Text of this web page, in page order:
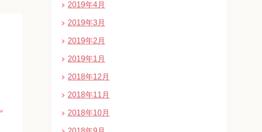
2019年4月
2019年3月
2019年2月
2019年1月
2018年12月
2018年11月
2018年10月